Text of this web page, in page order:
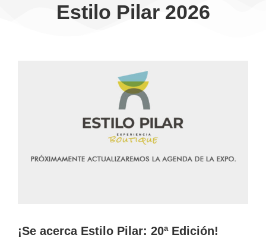
Estilo Pilar 2026
¡Se acerca Estilo Pilar: 20ª Edición!